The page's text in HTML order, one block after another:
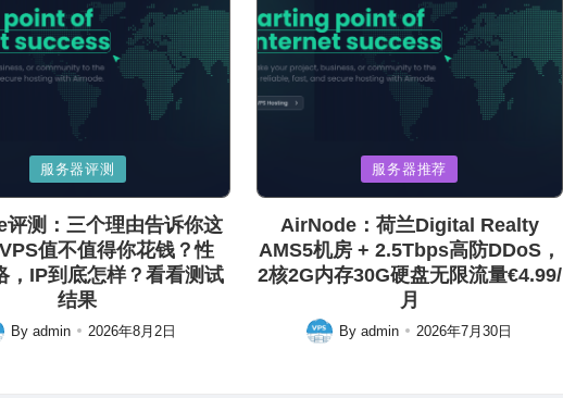
服务器评测
测：三个理由告诉你这
值不值得你花钱？性
，IP到底怎样？看看测试
结果
Byadmin 2026年8月2日
in
服务器推荐
AirNode：荷兰Digital Realty
AMS5机房 + 2.5Tbps高防DDoS，
2核2G内存30G硬盘无限流量€4.99/
月
Posted
Byadmin 2026年7月30日